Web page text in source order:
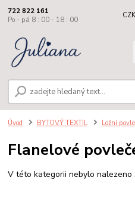
722 822 161
Po - pá 8 : 00 - 18 : 00
Úvod BYTOVÝ TEXTIL Ložní
Flanelové
V této kategorii nebylo nalezeno